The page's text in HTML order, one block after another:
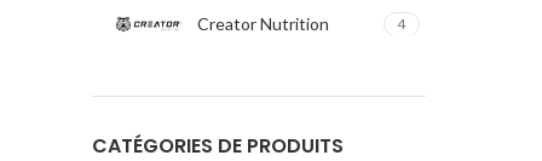
Creator Nutrition 4
CATÉGORIES DE PRODUITS